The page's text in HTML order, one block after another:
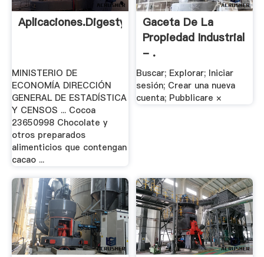
Aplicaciones.digestyc.gob.sv
MINISTERIO DE
ECONOMÍA DIRECCIÓN
GENERAL DE ESTADÍSTICA
Y CENSOS ... Cocoa
23650998 Chocolate y
otros preparados
alimenticios que contengan
cacao ...
Gaceta De La
Propiedad Industrial
- .
Buscar; Explorar; Iniciar
sesión; Crear una nueva
cuenta; Pubblicare ×